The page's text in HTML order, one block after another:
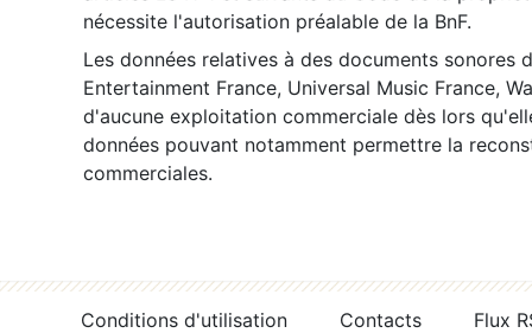
nécessite l'autorisation préalable de la BnF.
Les données relatives à des documents sonores
Entertainment France, Universal Music France,
d'aucune exploitation commerciale dès lors
données pouvant notamment permettre la
commerciales.
Conditions d'utilisation Contacts
Flux